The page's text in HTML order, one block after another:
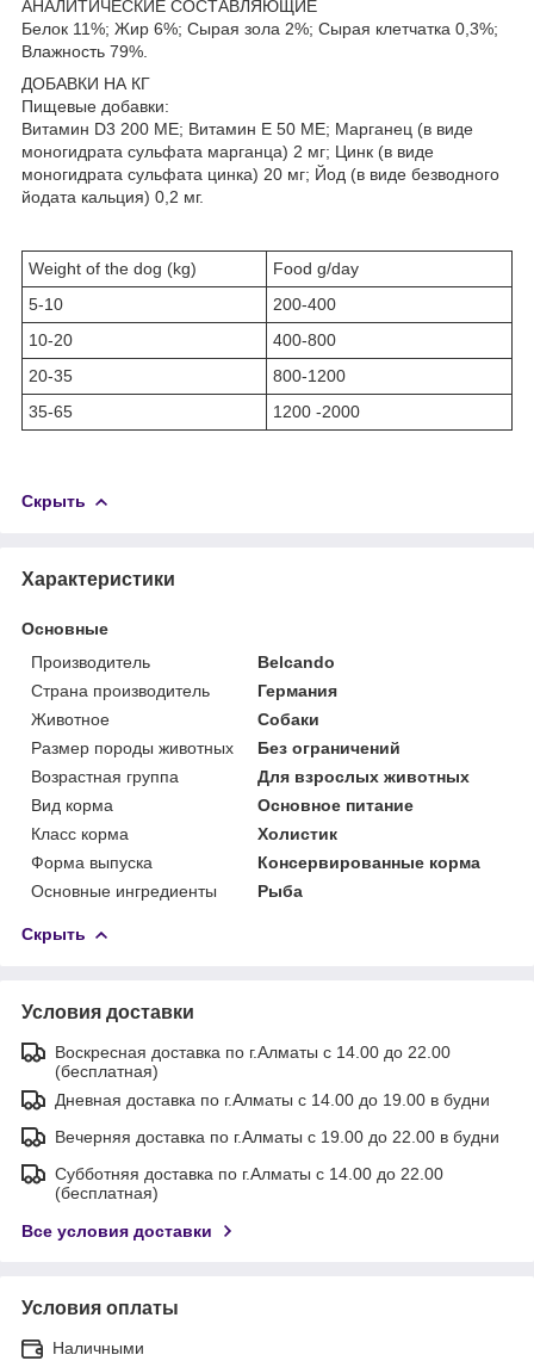
АНАЛИТИЧЕСКИЕ СОСТАВЛЯЮЩИЕ
Белок 11%; Жир 6%; Сырая зола 2%; Сырая клетчатка 0,3%;
Влажность 79%.
ДОБАВКИ НА КГ
Пищевые добавки:
Витамин D3 200 МЕ; Витамин Е 50 МЕ; Марганец (в виде
моногидрата сульфата марганца) 2 мг; Цинк (в виде
моногидрата сульфата цинка) 20 мг; Йод (в виде безводного
йодата кальция) 0,2 мг.
Weight of the dog (kg)
Food g/day
5-10
200-400
10-20
400-800
20-35
800-1200
35-65
1200 -2000
Скрыть
Характеристики
Основные
Производитель
Belcando
Страна производитель
Германия
Животное
Собаки
Размер породы животных
Без ограничений
Возрастная группа
Для взрослых животных
Вид корма
Основное питание
Класс корма
Холистик
Форма выпуска
Консервированные корма
Основные ингредиенты
Рыба
Скрыть
Условия доставки
Воскресная доставка по г.Алматы с 14.00 до 22.00
(бесплатная)
Дневная доставка по г.Алматы с 14.00 до 19.00 в будни
Вечерняя доставка по г.Алматы с 19.00 до 22.00 в будни
Субботняя доставка по г.Алматы с 14.00 до 22.00
(бесплатная)
Все условия доставки
Условия оплаты
Наличными